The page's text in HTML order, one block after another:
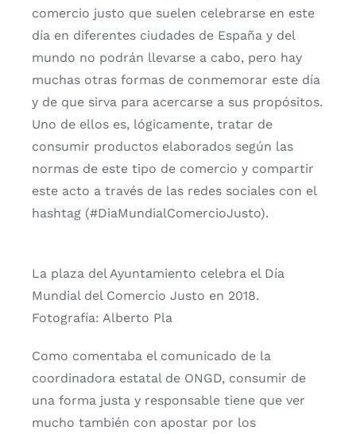
comercio justo que suelen celebrarse en este
día en diferentes ciudades de España y del
mundo no podrán llevarse a cabo, pero hay
muchas otras formas de conmemorar este día
y de que sirva para acercarse a sus propósitos.
Uno de ellos es, lógicamente, tratar de
consumir productos elaborados según las
normas de este tipo de comercio y compartir
este acto a través de las redes sociales con el
hashtag (#DiaMundialComercioJusto).
La plaza del Ayuntamiento celebra el Día
Mundial del Comercio Justo en 2018.
Fotografía: Alberto Pla
Como comentaba el comunicado de la
coordinadora estatal de ONGD, consumir de
una forma justa y responsable tiene que ver
mucho también con apostar por los